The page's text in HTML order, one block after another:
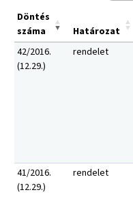
Döntés
száma
Határozat
42/2016.
(12.29.)
rendelet
41/2016.
(12.29.)
rendelet